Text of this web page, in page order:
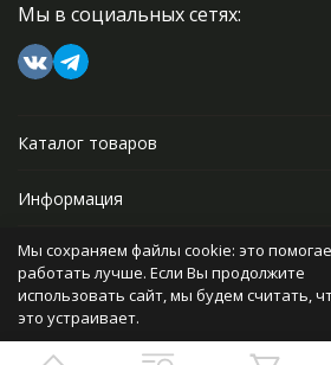
Мы в социальных сетях:
Каталог товаров
Информация
Прочее
Политика персональных данных
Мы сохраняем файлы cookie: это
работать лучше. Если Вы продолжите
использовать сайт, мы будем считать,
это устраивает.